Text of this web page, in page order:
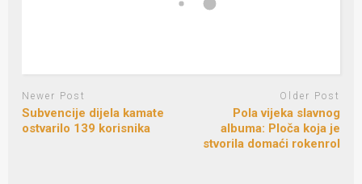
Newer Post
Subvencije dijela kamate
ostvarilo 139 korisnika
Older Post
Pola vijeka slavnog
albuma: Ploča koja je
stvorila domaći rokenrol